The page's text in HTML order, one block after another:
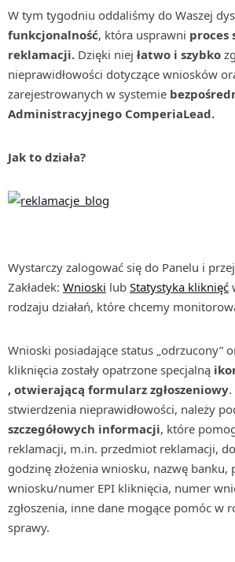
W tym tygodniu oddaliśmy do Waszej
funkcjonalność, która usprawni proces
reklamacji. Dzięki niej łatwo i szybko
nieprawidłowości dotyczące wniosków
zarejestrowanych w systemie
Administracyjnego ComperiaLead.
Jak to działa?
Wystarczy zalogować się do Panelu i
Zakładek: Wnioski lub Statystyka kliknięć
rodzaju działań, które chcemy
Wnioski posiadające status „odrzucony”
kliknięcia zostały opatrzone specjalną
, otwierającą formularz zgłoszeniowy
stwierdzenia nieprawidłowości, należy
szczegółowych informacji, które
reklamacji, m.in. przedmiot reklamacji,
godzinę złożenia wniosku, nazwę
wniosku/numer EPI kliknięcia, numer
zgłoszenia, inne dane mogące pomóc w
sprawy.